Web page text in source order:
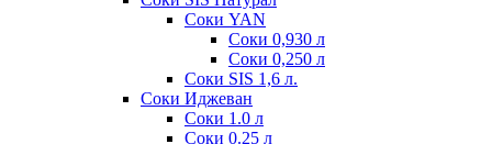
Соки YAN
Соки 0,930 л
Соки 0,250 л
Соки SIS 1,6 л.
Соки Иджеван
Соки 1.0 л
Соки 0.25 л